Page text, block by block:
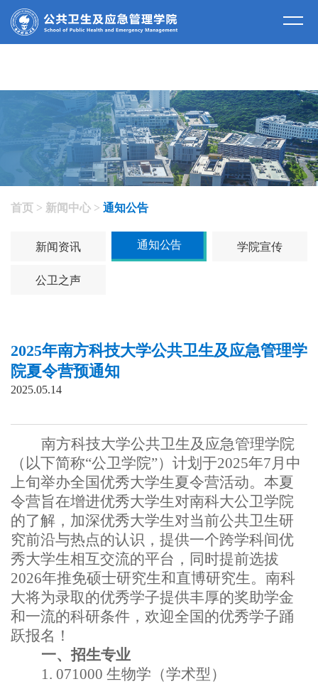
新闻中心
首页 > 新闻中心 > 通知公告
新闻资讯 通知公告 学院宣传
公卫之声
2025年南方科技大学公共卫生及应急管理学
院夏令营预通知
2025.05.14
南方科技大学公共卫生及应急管理学院
（以下简称“公卫学院”）计划于2025年7 月中
上旬举办全国优秀大学生夏令营活动。本夏
令营旨在增进优秀大学生对南科大公卫学院
的了解，加深优秀大学生对当前公共卫生研
究前沿与热点的认识，提供一个跨学科间优
秀大学生相互交流的平台，同时提前选拔
2026年推免硕士研究生和直博研究生。南科
大将为录取的优秀学子提供丰厚的奖助学金
和一流的科研条件，欢迎全国的优秀学子踊
跃报名！
一、招生专业
1. 071000 生物学（学术型）